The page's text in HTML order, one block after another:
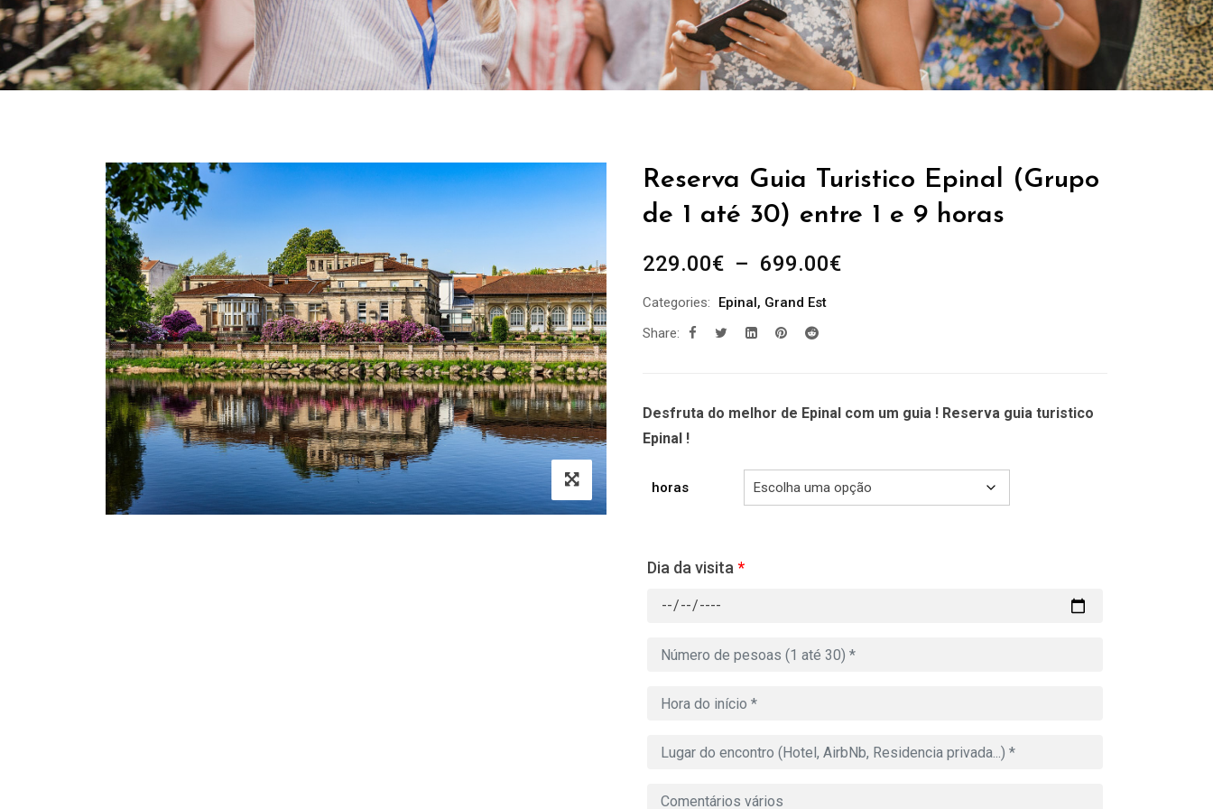
Reserva Guia Turistico Epinal (Grupo
de 1 até 30) entre 1 e 9 horas
229.00€ – 699.00€Plage
Categories: Epinal, Grand Est
Share:
Desfruta do melhor de Epinal com um guia ! Reserva guia turistico
Epinal !
horas
Dia da visita *